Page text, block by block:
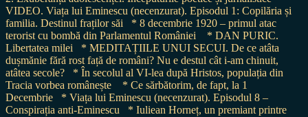
VIDEO. Viața lui Eminescu (necenzurat). Episodul 1: Copilăria și
familia. Destinul fraților săi
* 8 decembrie 1920 – primul atac
terorist cu bombă din Parlamentul României
* DAN PURIC.
Libertatea milei
* MEDITAȚIILE UNUI SECUI. De ce atâta
dușmănie fără rost față de români? Nu e destul cât i-am chinuit,
atâtea secole?
* În secolul al VI-lea după Hristos, populația din
Tracia vorbea românește
* Ce sărbătorim, de fapt, la 1
Decembrie
* Viața lui Eminescu (necenzurat). Episodul 8 –
Conspirația anti-Eminescu
* Iuliean Horneț, un premiant printre